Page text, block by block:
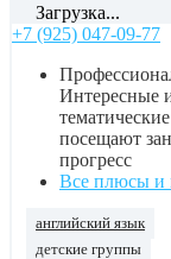
Загрузка...
+7 (925) 047-09-77
Интересные
посещают
прогресс
Все плюсы и
английский язык
детские группы